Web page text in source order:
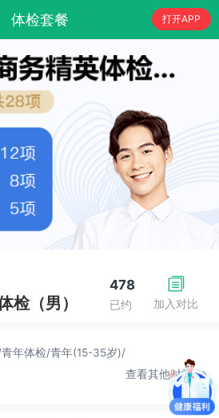
体检套餐 打开APP
加入对比
478
已约
检（男）
青年体检/青年(15-35岁)/
查看其他时间